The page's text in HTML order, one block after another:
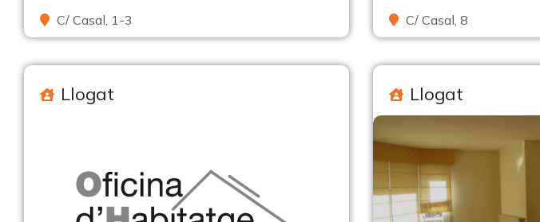
C/ Casal, 1-3 C/ Casal, 8
Llogat Llogat